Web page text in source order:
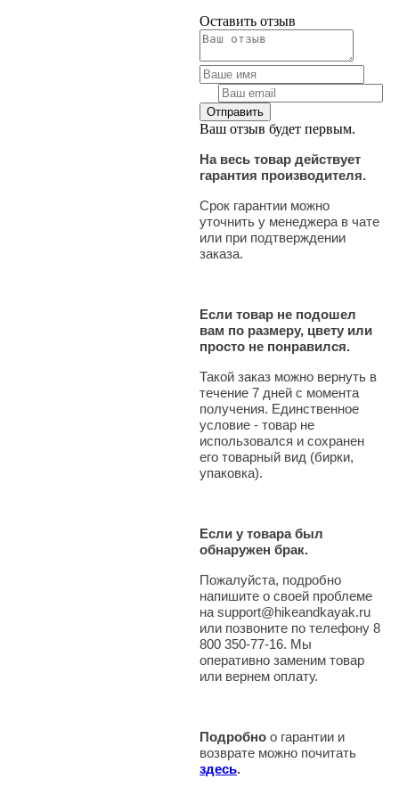
Оставить отзыв
Ваш отзыв будет первым.
На весь товар действует
гарантия производителя.
Срок гарантии можно
уточнить у менеджера в чате
или при подтверждении
заказа.
Если товар не подошел
вам по размеру, цвету или
просто не понравился.
Такой заказ можно вернуть в
течение 7 дней с момента
получения. Единственное
условие - товар не
использовался и сохранен
его товарный вид (бирки,
упаковка).
Если у товара был
обнаружен брак.
Пожалуйста, подробно
напишите о своей проблеме
на support@hikeandkayak.ru
или позвоните по телефону 8
800 350-77-16. Мы
оперативно заменим товар
или вернем оплату.
Подробно о гарантии и
возврате можно почитать
здесь.